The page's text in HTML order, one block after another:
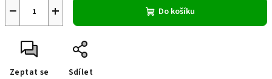
+
− Do košíku
Zeptat se Sdílet